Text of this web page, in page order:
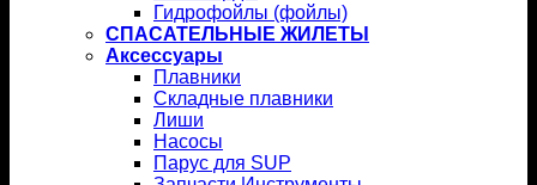
Гидрофойлы (фойлы)
СПАСАТЕЛЬНЫЕ ЖИЛЕТЫ
Аксессуары
Плавники
Складные плавники
Лиши
Насосы
Парус для SUP